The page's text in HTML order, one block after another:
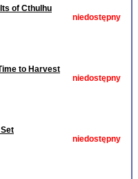
of Cthulhu
niedostępny
to Harvest
niedostępny
niedostępny